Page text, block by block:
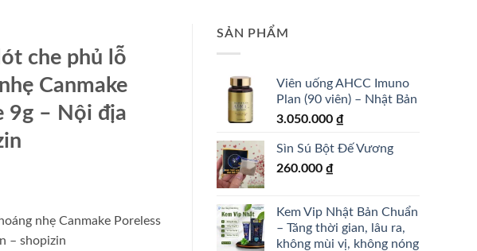
SẢN PHẨM
Viên uống AHCC Imuno
Plan (90 viên) – Nhật Bản
3.050.000 ₫
Sìn Sú Bột Đế Vương
260.000 ₫
Kem Vip Nhật Bản Chuẩn
– Tăng thời gian, lâu ra,
không mùi vị, không nóng
che phủ lỗ
Canmake
9g – Nội địa
nhẹ Canmake Poreless
– shopizin